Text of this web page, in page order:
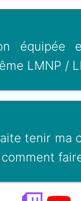
équipée
LMNP /
tenir ma